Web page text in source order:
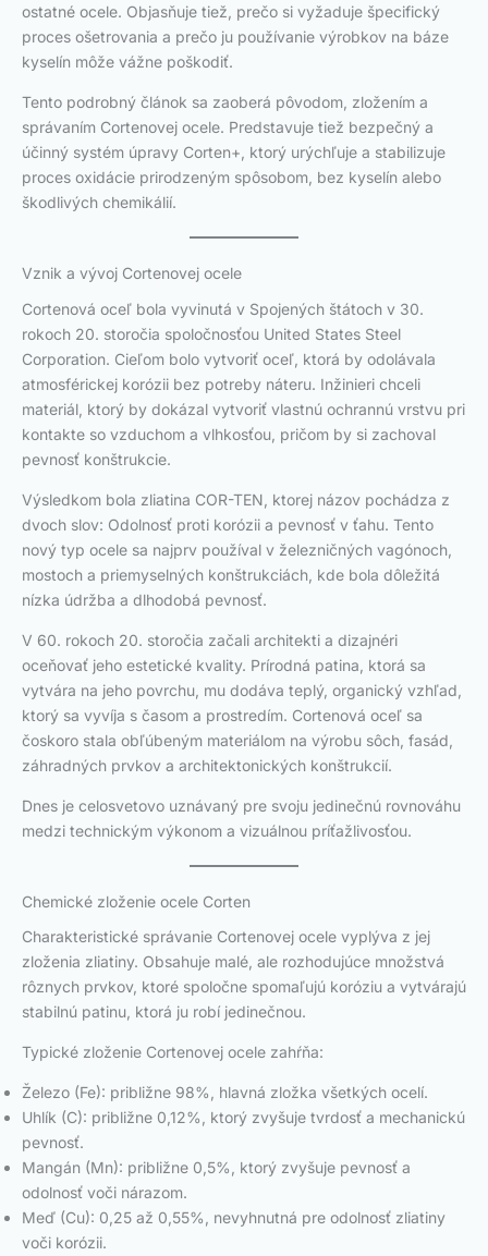
ostatné ocele. Objasňuje tiež, prečo si vyžaduje špecifický
proces ošetrovania a prečo ju používanie výrobkov na báze
kyselín môže vážne poškodiť.
Tento podrobný článok sa zaoberá pôvodom, zložením a
správaním Cortenovej ocele. Predstavuje tiež bezpečný a
účinný systém úpravy Corten+, ktorý urýchľuje a stabilizuje
proces oxidácie prirodzeným spôsobom, bez kyselín alebo
škodlivých chemikálií.
Vznik a vývoj Cortenovej ocele
Cortenová oceľ bola vyvinutá v Spojených štátoch v 30.
rokoch 20. storočia spoločnosťou United States Steel
Corporation. Cieľom bolo vytvoriť oceľ, ktorá by odolávala
atmosférickej korózii bez potreby náteru. Inžinieri chceli
materiál, ktorý by dokázal vytvoriť vlastnú ochrannú vrstvu pri
kontakte so vzduchom a vlhkosťou, pričom by si zachoval
pevnosť konštrukcie.
Výsledkom bola zliatina COR-TEN, ktorej názov pochádza z
dvoch slov: Odolnosť proti korózii a pevnosť v ťahu. Tento
nový typ ocele sa najprv používal v železničných vagónoch,
mostoch a priemyselných konštrukciách, kde bola dôležitá
nízka údržba a dlhodobá pevnosť.
V 60. rokoch 20. storočia začali architekti a dizajnéri
oceňovať jeho estetické kvality. Prírodná patina, ktorá sa
vytvára na jeho povrchu, mu dodáva teplý, organický vzhľad,
ktorý sa vyvíja s časom a prostredím. Cortenová oceľ sa
čoskoro stala obľúbeným materiálom na výrobu sôch, fasád,
záhradných prvkov a architektonických konštrukcií.
Dnes je celosvetovo uznávaný pre svoju jedinečnú rovnováhu
medzi technickým výkonom a vizuálnou príťažlivosťou.
Chemické zloženie ocele Corten
Charakteristické správanie Cortenovej ocele vyplýva z jej
zloženia zliatiny. Obsahuje malé, ale rozhodujúce množstvá
rôznych prvkov, ktoré spoločne spomaľujú koróziu a vytvárajú
stabilnú patinu, ktorá ju robí jedinečnou.
Typické zloženie Cortenovej ocele zahŕňa:
Železo (Fe): približne 98%, hlavná zložka všetkých ocelí.
Uhlík (C): približne 0,12%, ktorý zvyšuje tvrdosť a mechanickú
pevnosť.
Mangán (Mn): približne 0,5%, ktorý zvyšuje pevnosť a
odolnosť voči nárazom.
Meď (Cu): 0,25 až 0,55%, nevyhnutná pre odolnosť zliatiny
voči korózii.